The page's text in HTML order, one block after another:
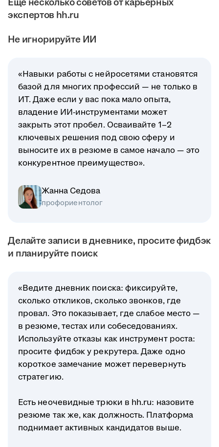
экспертов hh.ru
Не игнорируйте ИИ
«Навыки работы с нейросетями становятся
базой для многих профессий — не только в
ИТ. Даже если у вас пока мало опыта,
владение ИИ-инструментами может
закрыть этот пробел. Осваивайте 1–2
ключевых решения под свою сферу и
выносите их в резюме в самое начало — это
конкурентное преимущество».
Жанна Седова
профориентолог
Делайте записи в дневнике, просите фидбэк
и планируйте поиск
«Ведите дневник поиска: фиксируйте,
сколько откликов, сколько звонков, где
провал. Это показывает, где слабое место —
в резюме, тестах или собеседованиях.
Используйте отказы как инструмент роста:
просите фидбэк у рекрутера. Даже одно
короткое замечание может перевернуть
стратегию.
Есть неочевидные трюки в hh.ru: назовите
резюме так же, как должность. Платформа
поднимает активных кандидатов выше.